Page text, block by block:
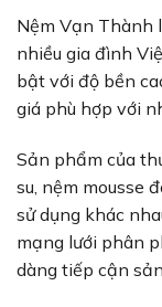
Nệm Vạn Thành
nhiều gia đình
bật với độ bền
giá phù hợp với
Sản phẩm của
su, nệm mousse
sử dụng khác
mạng lưới phân
dàng tiếp cận